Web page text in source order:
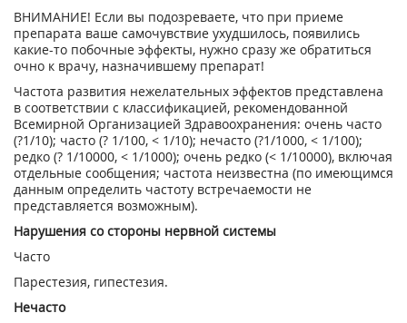
ВНИМАНИЕ! Если вы подозреваете, что при приеме
препарата ваше самочувствие ухудшилось, появились
какие-то побочные эффекты, нужно сразу же обратиться
очно к врачу, назначившему препарат!
Частота развития нежелательных эффектов представлена
в соответствии с классификацией, рекомендованной
Всемирной Организацией Здравоохранения: очень часто
(?1/10); часто (? 1/100, < 1/10); нечасто (?1/1000, < 1/100);
редко (? 1/10000, < 1/1000); очень редко (< 1/10000), включая
отдельные сообщения; частота неизвестна (по имеющимся
данным определить частоту встречаемости не
представляется возможным).
Нарушения со стороны нервной системы
Часто
Парестезия, гипестезия.
Нечасто